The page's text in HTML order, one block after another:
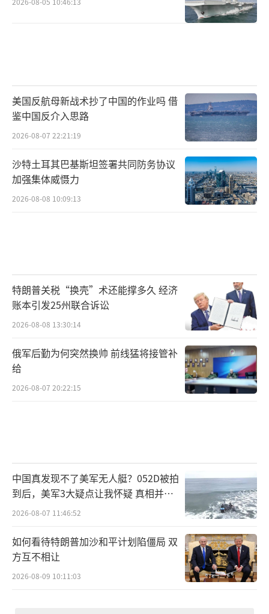
美国反航母新战术抄了中国的作业吗 借
鉴中国反介入思路
2026-08-07 22:21:19
沙特土耳其巴基斯坦签署共同防务协议
加强集体威慑力
2026-08-08 10:09:13
特朗普关税“换壳”术还能撑多久 经济
账本引发25州联合诉讼
2026-08-08 13:30:14
俄军后勤为何突然换帅 前线猛将接管补
给
2026-08-07 20:22:15
中国真发现不了美军无人艇？052D被拍
到后，美军3大疑点让我怀疑 真相并非
如此
2026-08-07 11:46:52
如何看待特朗普加沙和平计划陷僵局 双
方互不相让
2026-08-09 10:11:03